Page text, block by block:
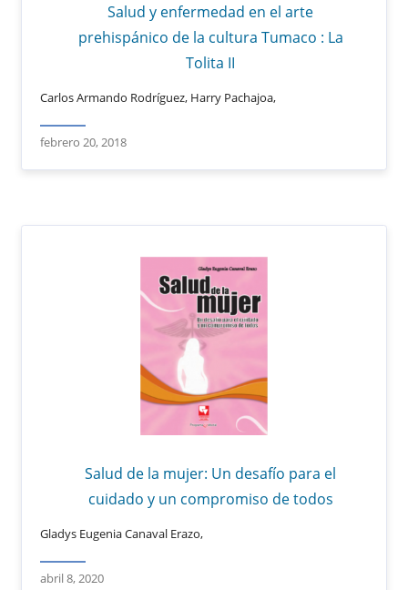
Salud y enfermedad en el arte
prehispánico de la cultura Tumaco : La
Tolita II
Carlos Armando Rodríguez, Harry Pachajoa,
febrero 20, 2018
Salud de la mujer: Un desafío para el
cuidado y un compromiso de todos
Gladys Eugenia Canaval Erazo,
abril 8, 2020